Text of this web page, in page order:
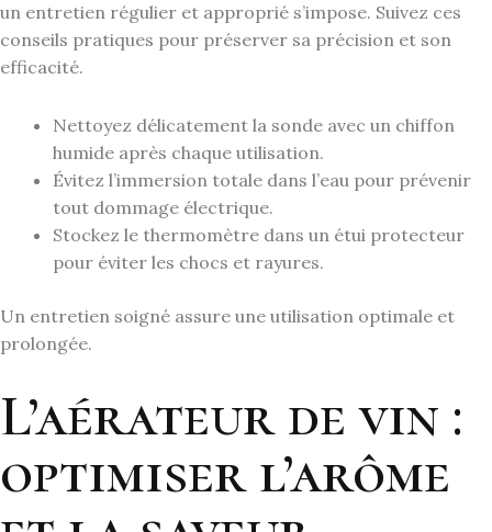
un entretien régulier et approprié s’impose. Suivez ces
conseils pratiques pour préserver sa précision et son
efficacité.
Nettoyez délicatement la sonde avec un chiffon
humide après chaque utilisation.
Évitez l’immersion totale dans l’eau pour prévenir
tout dommage électrique.
Stockez le thermomètre dans un étui protecteur
pour éviter les chocs et rayures.
Un entretien soigné assure une utilisation optimale et
prolongée.
L’aérateur de vin :
optimiser l’arôme